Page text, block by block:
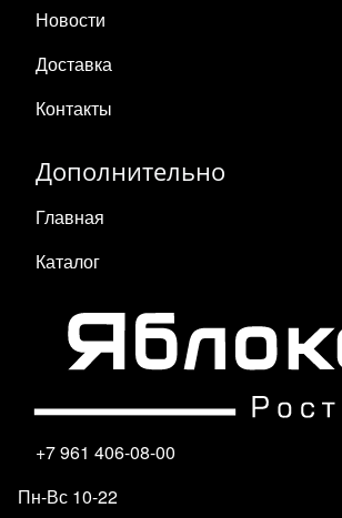
Новости
Доставка
Контакты
Дополнительно
Главная
Каталог
+7 961 406-08-00
Пн-Вс 10-22